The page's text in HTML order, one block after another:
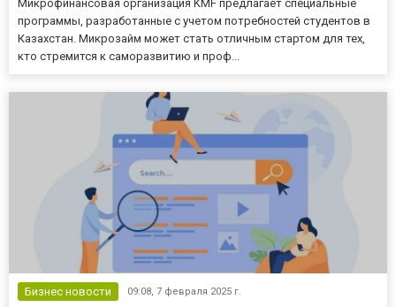
Микрофинансовая организация KMF предлагает специальные
программы, разработанные с учетом потребностей студентов в
Казахстан. Микрозайм может стать отличным стартом для тех,
кто стремится к саморазвитию и проф...
Бизнес новости 09:08, 7 февраля 2025 г.